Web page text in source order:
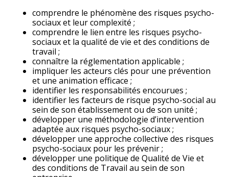
comprendre le phénomène des risques psycho-
sociaux et leur complexité ;
comprendre le lien entre les risques psycho-
sociaux et la qualité de vie et des conditions de
travail ;
connaître la réglementation applicable ;
impliquer les acteurs clés pour une prévention
et une animation efficace ;
identifier les responsabilités encourues ;
identifier les facteurs de risque psycho-social au
sein de son établissement ou de son unité ;
développer une méthodologie d’intervention
adaptée aux risques psycho-sociaux ;
développer une approche collective des risques
psycho-sociaux pour les prévenir ;
développer une politique de Qualité de Vie et
des conditions de Travail au sein de son